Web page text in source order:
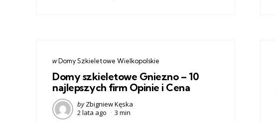
Categories
post
wDomy Szkieletowe Wielkopolskie
Domy szkieletowe Gniezno – 10
najlepszych firm Opinie i Cena
Posted
by
by Zbigniew Kęska
2 lata ago
3 min